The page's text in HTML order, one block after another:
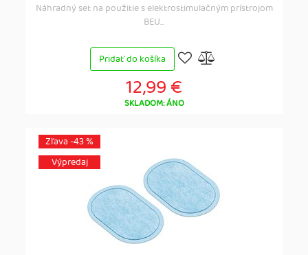
Náhradný set na použitie s elektrostimulačným prístrojom
BEU...
Pridať do košíka
12,99 €
SKLADOM: ÁNO
Zľava -43 %
Výpredaj